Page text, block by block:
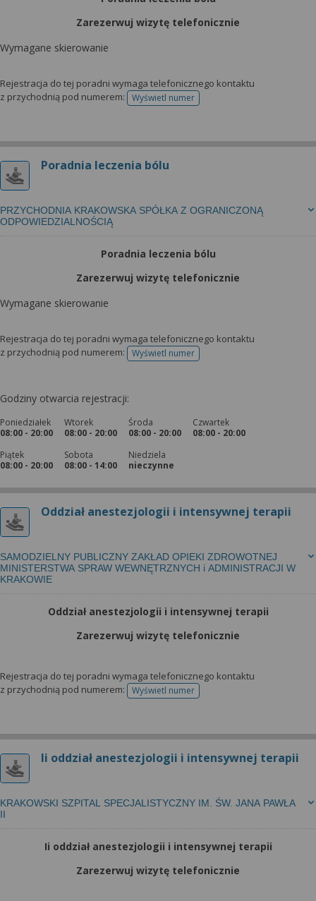
Zarezerwuj wizytę telefonicznie
Wymagane skierowanie
Rejestracja do tej poradni wymaga telefonicznego kontaktu
z przychodnią pod numerem:
Wyświetl numertelefonu do rejestracji
Poradnia leczenia bólu
PRZYCHODNIA KRAKOWSKA SPÓŁKA Z OGRANICZONĄ
ODPOWIEDZIALNOŚCIĄ
Poradnia leczenia bólu
Zarezerwuj wizytę telefonicznie
Wymagane skierowanie
Rejestracja do tej poradni wymaga telefonicznego kontaktu
z przychodnią pod numerem:
Wyświetl numertelefonu do rejestracji
Godziny otwarcia rejestracji:
Poniedziałek
08:00 - 20:00
Wtorek
08:00 - 20:00
Środa
08:00 - 20:00
Czwartek
08:00 - 20:00
Piątek
08:00 - 20:00
Sobota
08:00 - 14:00
Niedziela
nieczynne
Oddział anestezjologii i intensywnej terapii
SAMODZIELNY PUBLICZNY ZAKŁAD OPIEKI ZDROWOTNEJ
MINISTERSTWA SPRAW WEWNĘTRZNYCH i ADMINISTRACJI W
KRAKOWIE
Oddział anestezjologii i intensywnej terapii
Zarezerwuj wizytę telefonicznie
Rejestracja do tej poradni wymaga telefonicznego kontaktu
z przychodnią pod numerem:
Wyświetl numertelefonu do rejestracji
Ii oddział anestezjologii i intensywnej terapii
KRAKOWSKI SZPITAL SPECJALISTYCZNY IM. ŚW. JANA PAWŁA
II
Ii oddział anestezjologii i intensywnej terapii
Zarezerwuj wizytę telefonicznie
możesz też wycofać zgodę na przetwarzanie Twoich
danych tylko w niektórych celach. Jeżeli chcesz
dowiedzieć się więcej lub chcesz przeprowadzić
za pomocą „Ustawień zaawansowanych”.
Więcej informacji na temat wykorzystywania
znajdziesz w Regulaminie Serwisu.